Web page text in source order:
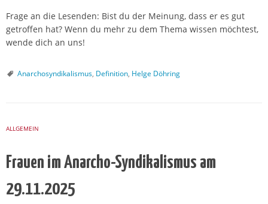
Frage an die Lesenden: Bist du der Meinung, dass er es gut
getroffen hat? Wenn du mehr zu dem Thema wissen möchtest,
wende dich an uns!
Anarchosyndikalismus, Definition, Helge Döhring
ALLGEMEIN
Frauen im Anarcho-Syndikalismus am
29.11.2025